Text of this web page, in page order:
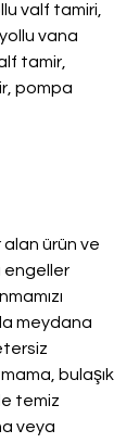
valf tamiri,
vana
tamir,
pompa
alan ürün ve
engeller
meydana
bulaşık
temiz
veya